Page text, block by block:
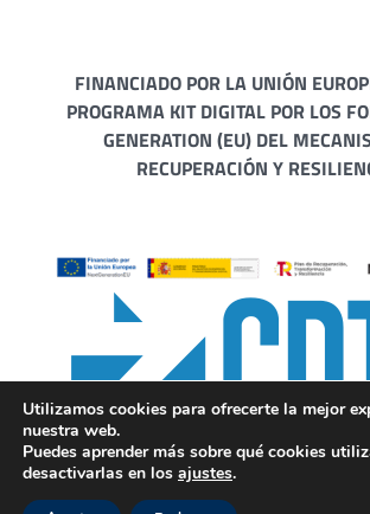
Utilizamos cookies para ofrecerte la mejor
nuestra web.
Puedes aprender más sobre qué cookies
desactivarlas en los ajustes.
FINANCIADO POR LA UNIÓN
PROGRAMA KIT DIGITAL POR LOS
GENERATION (EU) DEL
RECUPERACIÓN Y